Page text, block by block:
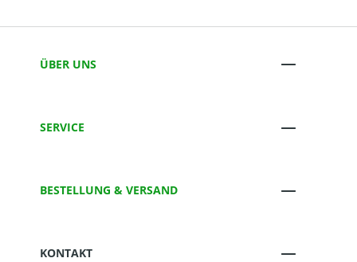
ÜBER UNS
SERVICE
BESTELLUNG & VERSAND
KONTAKT